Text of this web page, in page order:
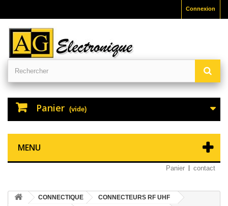
Connexion
Panier (vide)
MENU
Panier contact
CONNECTIQUE
CONNECTEURS RF UHF